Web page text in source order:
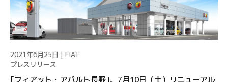
2021年6月25日 | FIAT
プレスリリース
｢フィアット・アバルト長野｣、7月10日（土）リニューアル